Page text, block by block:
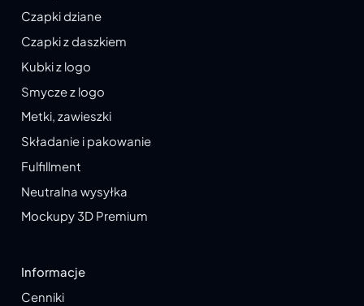
Czapki dziane
Czapki z daszkiem
Kubki z logo
Smycze z logo
Metki, zawieszki
Składanie i pakowanie
Fulfillment
Neutralna wysyłka
Mockupy 3D Premium
Informacje
Cenniki